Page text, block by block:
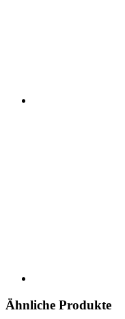
Ähnliche Produkte